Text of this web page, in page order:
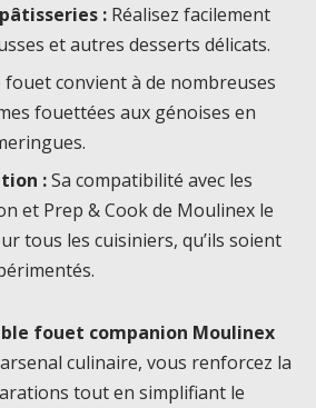
: Réalisez facilement
et autres desserts délicats.
fouet convient à de nombreuses
fouettées aux génoises en
:Sa compatibilité avec les
et Prep & Cook de Moulinex le
tous les cuisiniers, qu’ils soient
fouet companion Moulinex
culinaire, vous renforcez la
tout en simplifiant le